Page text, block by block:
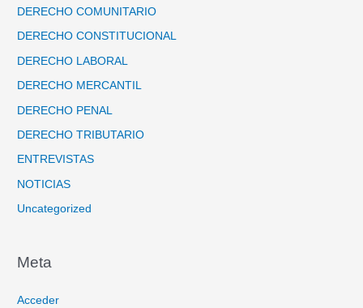
DERECHO COMUNITARIO
DERECHO CONSTITUCIONAL
DERECHO LABORAL
DERECHO MERCANTIL
DERECHO PENAL
DERECHO TRIBUTARIO
ENTREVISTAS
NOTICIAS
Uncategorized
Meta
Acceder